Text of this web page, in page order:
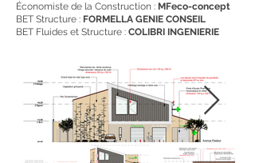
Économiste de la Construction : MFeco-concept
BET Structure : FORMELLA GENIE CONSEIL
BET Fluides et Structure : COLIBRI INGENIERIE